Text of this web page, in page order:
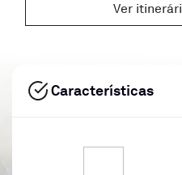
Ver
Características